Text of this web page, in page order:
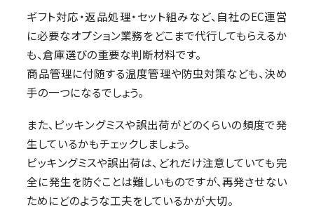
ギフト対応・返品処理・セット組みなど、自社のEC運営
に必要なオプション業務をどこまで代行してもらえるか
も、倉庫選びの重要な判断材料です。
商品管理に付随する温度管理や防虫対策なども、決め
手の一つになるでしょう。
また、ピッキングミスや誤出荷がどのくらいの頻度で発
生しているかもチェックしましょう。
ピッキングミスや誤出荷は、どれだけ注意していても完
全に発生を防ぐことは難しいものですが、再発させない
ためにどのような工夫をしているかが大切。